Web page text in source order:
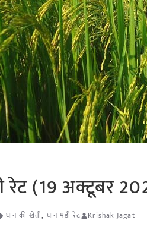
(19 अक्टूबर
धान की खेती, धान मंडी रेट Krishak Jagat